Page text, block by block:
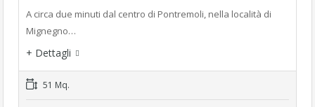
A circa due minuti dal centro di Pontremoli, nella località di
Mignegno…
+ Dettagli
51 Mq.